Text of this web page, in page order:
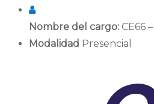
Nombre del cargo: CE66
Modalidad Presencial